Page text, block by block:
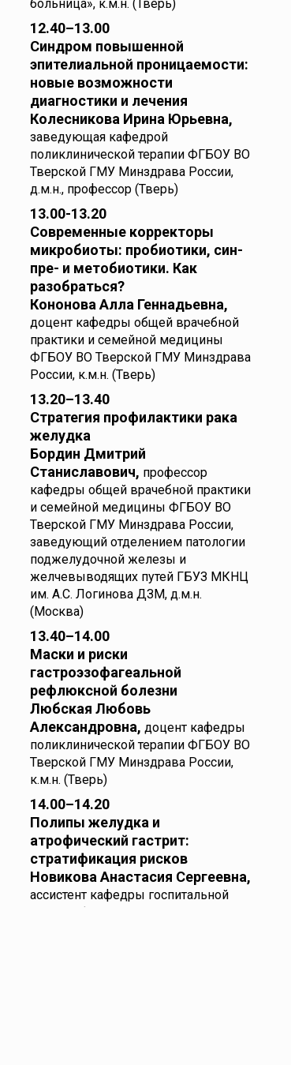
больница», к.м.н. (Тверь)
12.40–13.00
Синдром повышенной
эпителиальной проницаемости:
новые возможности
диагностики и лечения
Колесникова Ирина Юрьевна,
заведующая кафедрой
поликлинической терапии ФГБОУ ВО
Тверской ГМУ Минздрава России,
д.м.н., профессор (Тверь)
13.00-13.20
Современные корректоры
микробиоты: пробиотики, син-
пре- и метобиотики. Как
разобраться?
Кононова Алла Геннадьевна,
доцент кафедры общей врачебной
практики и семейной медицины
ФГБОУ ВО Тверской ГМУ Минздрава
России, к.м.н. (Тверь)
13.20–13.40
Стратегия профилактики рака
желудка
Бордин Дмитрий
Станиславович, профессор
кафедры общей врачебной практики
и семейной медицины ФГБОУ ВО
Тверской ГМУ Минздрава России,
заведующий отделением патологии
поджелудочной железы и
желчевыводящих путей ГБУЗ МКНЦ
им. А.С. Логинова ДЗМ, д.м.н.
(Москва)
13.40–14.00
Маски и риски
гастроэзофагеальной
рефлюксной болезни
Любская Любовь
Александровна, доцент кафедры
поликлинической терапии ФГБОУ ВО
Тверской ГМУ Минздрава России,
к.м.н. (Тверь)
14.00–14.20
Полипы желудка и
атрофический гастрит:
стратификация рисков
Новикова Анастасия Сергеевна,
ассистент кафедры госпитальной
терапии ФГБОУ ВО Тверской ГМУ